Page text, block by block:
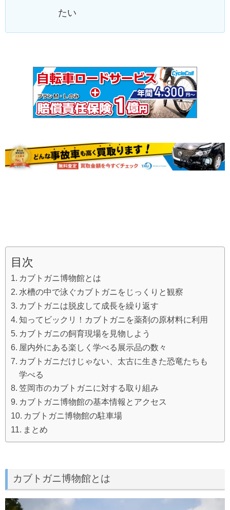
たい
目次
カブトガニ博物館とは
水槽の中で泳ぐカブトガニをじっくりと観察
カブトガニは脱皮して成長を繰り返す
知ってビックリ！カブトガニを薬剤の原材料に利用
カブトガニの飼育現場を見物しよう
屋内外にある楽しく学べる展示品の数々
カブトガニだけじゃない、太古に生きた恐竜たちも
学べる
笠岡市のカブトガニに対する取り組み
カブトガニ博物館の基本情報とアクセス
カブトガニ博物館の駐車場
まとめ
カブトガニ博物館とは